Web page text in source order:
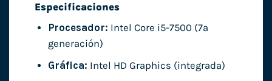
Especificaciones
Procesador: Intel Core i5-7500 (7ª
generación)
Gráfica: Intel HD Graphics (integrada)